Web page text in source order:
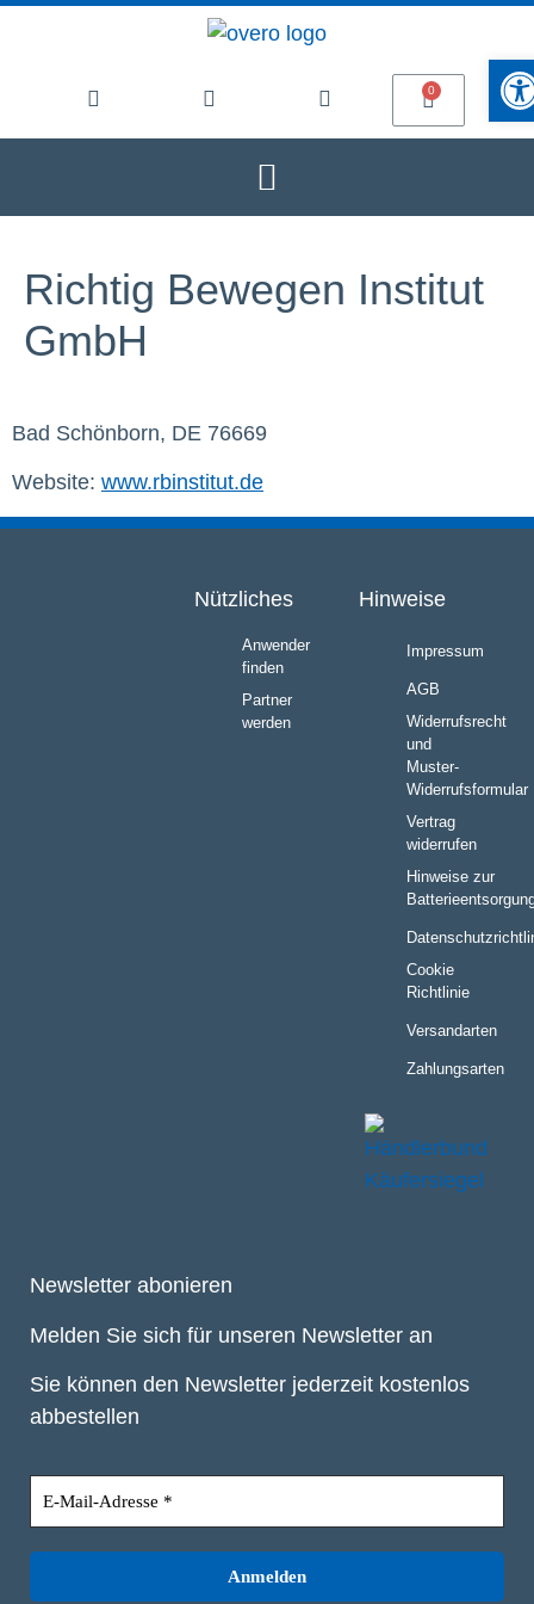
Richtig Bewegen Institut
GmbH
Bad Schönborn, DE 76669
Website: www.rbinstitut.de
Nützliches
Anwender
finden
Partner
werden
Hinweise
Impressum
AGB
Widerrufsrecht
und
Muster-
Widerrufsformular
Vertrag
widerrufen
Hinweise zur
Cookie
Richtlinie
Versandarten
Zahlungsarten
Newsletter abonieren
Melden Sie sich für unseren Newsletter an
Sie können den Newsletter jederzeit kostenlos
abbestellen